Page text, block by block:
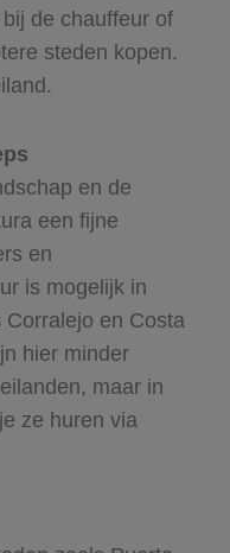
de chauffeur of
steden kopen.
en de
een fijne
en
is mogelijk in
en Costa
hier minder
maar in
ze huren via